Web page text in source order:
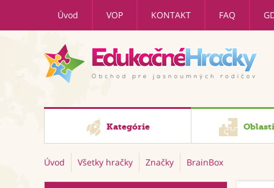
Úvod VOP KONTAKT FAQ
Kategórie
Úvod Všetky hračky Značky BrainBox